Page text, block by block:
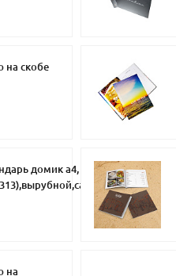
на скобе
домик а4,
на